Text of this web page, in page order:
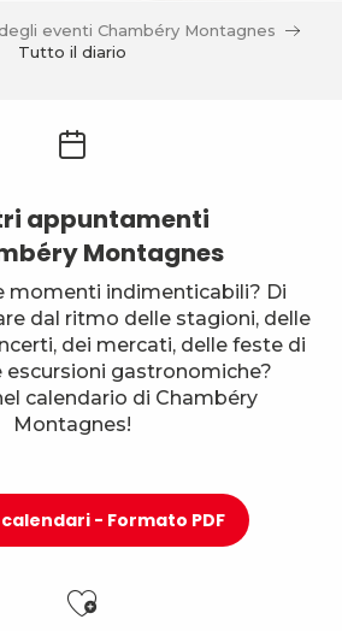
eventi Chambéry Montagnes
Tutto il diario
appuntamenti
Montagnes
momenti indimenticabili? Di
dal ritmo delle stagioni, delle
dei mercati, delle feste di
escursioni gastronomiche?
calendario di Chambéry
Montagnes!
- Formato PDF
Ajouter aux